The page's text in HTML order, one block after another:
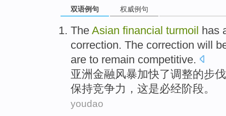
双语例句 权威例句
The Asian financial turmoil has
correction. The correction will
are to remain competitive.
亚洲金融风暴加快了调整的步伐
保持竞争力 ， 这是必经阶段。
youdao